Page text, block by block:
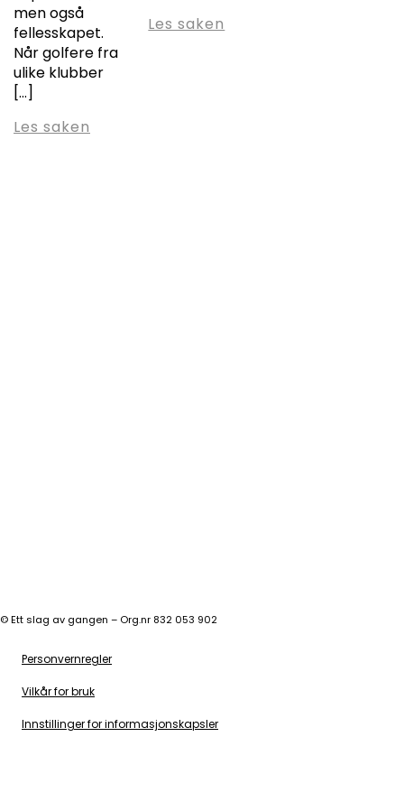
men også
fellesskapet.
Når golfere fra
ulike klubber
[…]
Les saken
Les saken
©Ett slag av gangen – Org.nr 832 053 902
Personvernregler
Vilkår for bruk
Innstillinger for informasjonskapsler